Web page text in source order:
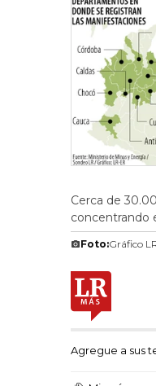
Cerca de
concentrando
Foto:Gráfico
Agregue a sus